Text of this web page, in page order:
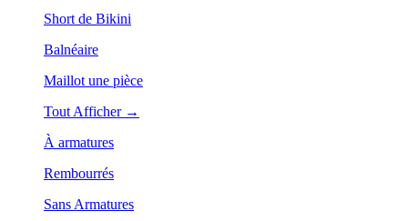
Short de Bikini
Balnéaire
Maillot une pièce
Tout Afficher →
À armatures
Rembourrés
Sans Armatures